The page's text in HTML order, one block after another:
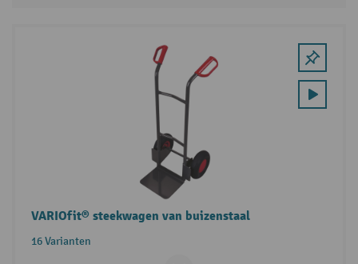
VARIOfit® steekwagen van buizenstaal
16 Varianten